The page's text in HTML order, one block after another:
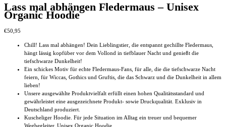
Lass mal abhängen Fledermaus – Unisex
Organic Hoodie
€50,95
Chill! Lass mal abhängen! Dein Lieblingstier, die entspannt gechillte Fledermaus,
hängt lässig kopfüber vor dem Vollond in tiefblauer Nacht und genießt die
tiefschwarze Dunkelheit!
Ein schickes Motiv für echte Fledermaus-Fans, für alle, die die tiefschwarze Nacht
feiern, für Wiccas, Gothics und Gruftis, die das Schwarz und die Dunkelheit in allem
lieben!
Unsere ausgewählte Produktvielfalt erfüllt einen hohen Qualitätsstandard und
gewährleistet eine ausgezeichnete Produkt- sowie Druckqualität. Exklusiv in
Deutschland produziert.
Kuscheliger Hoodie. Für jede Situation im Alltag ein treuer und bequemer
Wegbegleiter. Unisex Organic Hoodie
gewählt